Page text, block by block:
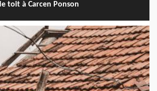
toit à Carcen Ponson